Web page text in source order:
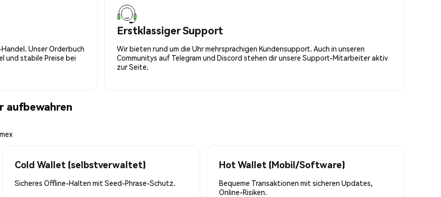
Unser Orderbuch
und stabile Preise bei
Erstklassiger Support
Wir bieten rund um die Uhr mehrsprachigen Kundensupport. Auch in unseren
Communitys auf Telegram und Discord stehen dir unsere Support-Mitarbeiter aktiv
zur Seite.
aufbewahren
Cold Wallet (selbstverwaltet)
Sicheres Offline-Halten mit Seed-Phrase-Schutz.
Hot Wallet (Mobil/Software)
Bequeme Transaktionen mit sicheren Updates,
Online-Risiken.